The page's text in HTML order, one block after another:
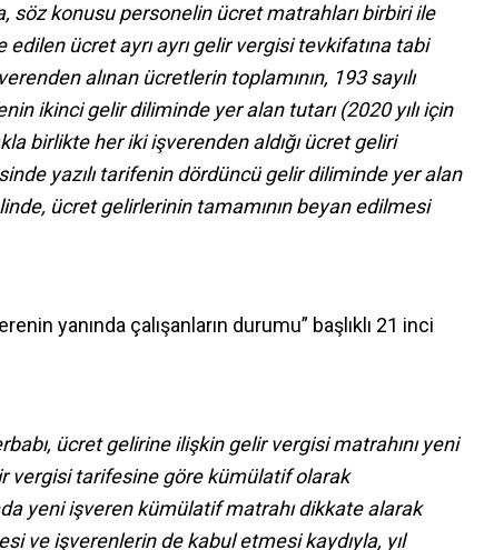
söz konusu personelin ücret matrahları birbiri ile
ücret ayrı ayrı gelir vergisi tevkifatına tabi
alınan ücretlerin toplamının, 193 sayılı
ikinci gelir diliminde yer alan tutarı (2020 yılı için
birlikte her iki işverenden aldığı ücret geliri
yazılı tarifenin dördüncü gelir diliminde yer alan
ücret gelirlerinin tamamının beyan edilmesi
yanında çalışanların durumu” başlıklı 21 inci
ücret gelirine ilişkin gelir vergisi matrahını yeni
vergisi tarifesine göre kümülatif olarak
yeni işveren kümülatif matrahı dikkate alarak
ve işverenlerin de kabul etmesi kaydıyla, yıl